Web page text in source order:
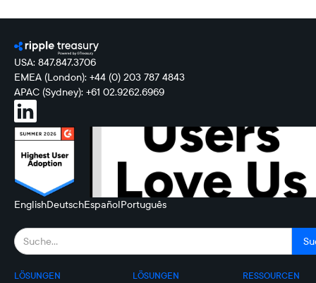
USA: 847.847.3706
EMEA (London): +44 (0) 203 787 4843
APAC (Sydney): +61 02.9262.6969
EnglishDeutschEspañolPortuguês
LÖSUNGEN LÖSUNGEN RESSOURCEN